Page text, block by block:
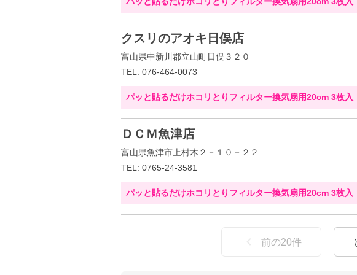
クスリのアオキ日俣店
富山県中新川郡立山町日俣３２０
TEL: 076-464-0073
パッと貼るだけホコリとりフィルター換気扇用20cm 3枚入
ＤＣＭ魚津店
富山県魚津市上村木２－１０－２２
TEL: 0765-24-3581
パッと貼るだけホコリとりフィルター換気扇用20cm 3枚入
前の20件